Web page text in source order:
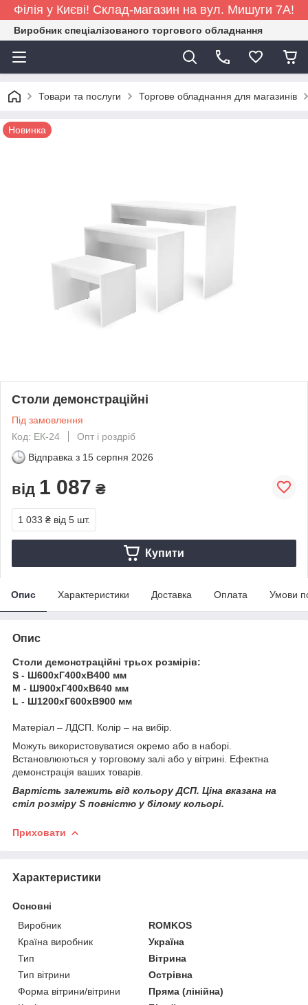
Філія у Києві! Склад-магазин на вул. Мишуги 7А!
Виробник спеціалізованого торгового обладнання
Товари та послуги Торгове обладнання для магазинів
Новинка
Столи демонстраційні
Під замовлення
Код: ЕК-24
Опт і роздріб
Відправка з 15 серпня 2026
від 1 087 ₴
1 033 ₴ від 5 шт.
Купити
Опис Характеристики Доставка Оплата Умови
Опис
Столи демонстраційні трьох розмірів:
S - Ш600хГ400хВ400 мм
M - Ш900хГ400хВ640 мм
L - Ш1200хГ600хВ900 мм
Матеріал – ЛДСП. Колір – на вибір.
Можуть використовуватися окремо або в наборі.
Встановлюються у торговому залі або у вітрині. Ефектна
демонстрація ваших товарів.
Вартість залежить від кольору ДСП. Ціна вказана на
стіл розміру S повністю у білому кольорі.
Приховати
Характеристики
Основні
Виробник
ROMKOS
Країна виробник
Україна
Тип
Вітрина
Тип вітрини
Острівна
Форма вітрини/вітрини
Пряма (лінійна)